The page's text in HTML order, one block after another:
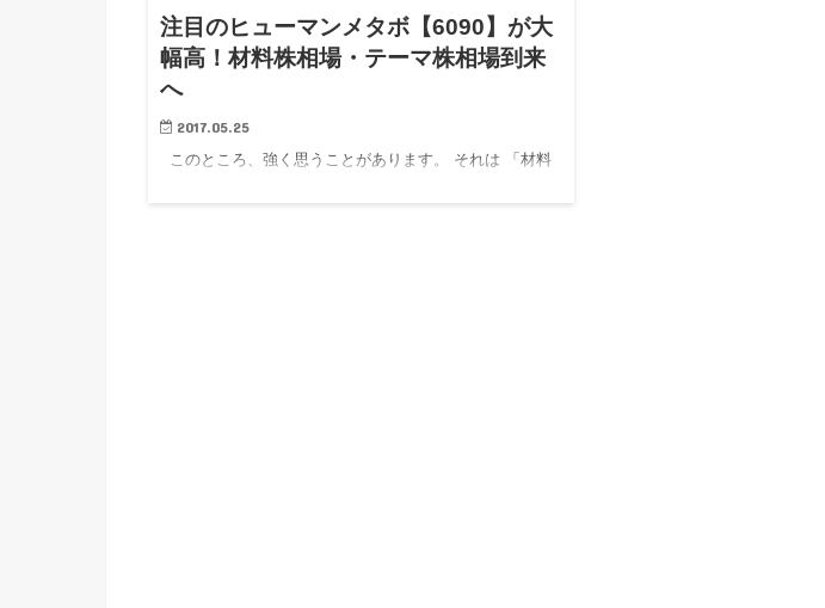
注目のヒューマンメタボ【6090】が大
幅高！材料株相場・テーマ株相場到来
へ
2017.05.25
このところ、強く思うことがあります。 それは 「材料